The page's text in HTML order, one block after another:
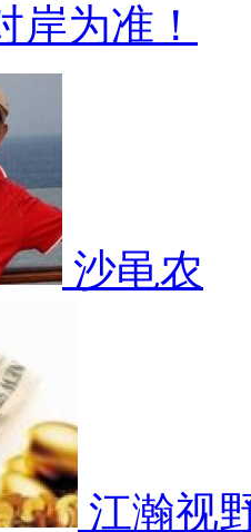
岸为准！
沙黾农
江瀚视